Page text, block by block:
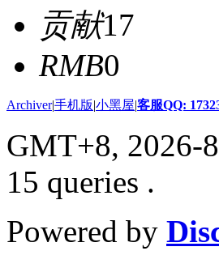
贡献17
RMB0
Archiver|手机版|小黑屋|客服QQ:
GMT+8, 2026-
15 queries .
Powered by